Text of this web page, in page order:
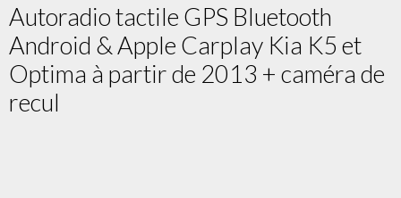
Autoradio tactile GPS Bluetooth
Android & Apple Carplay Kia K5 et
Optima à partir de 2013 + caméra de
recul